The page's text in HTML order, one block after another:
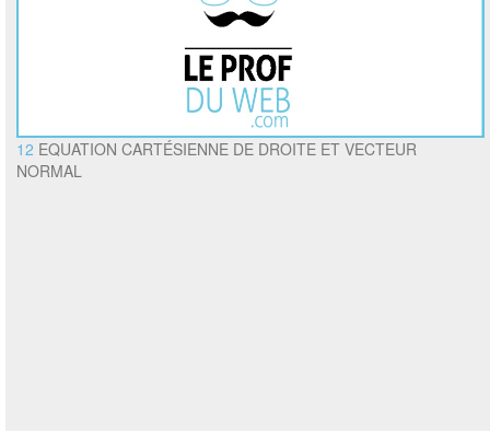
12 EQUATION CARTÉSIENNE DE DROITE ET VECTEUR
NORMAL